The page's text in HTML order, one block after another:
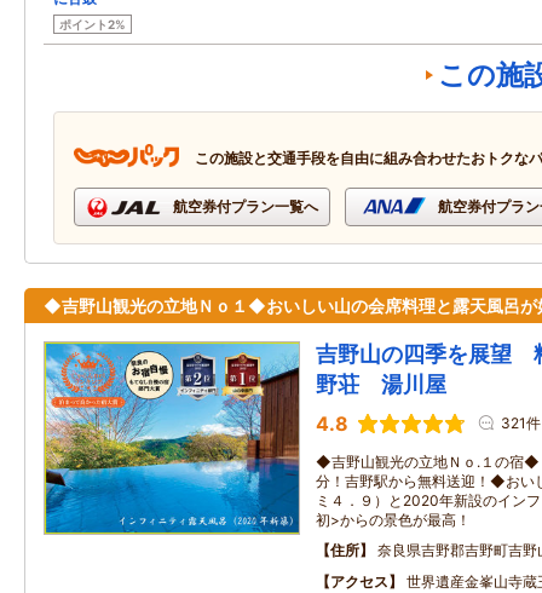
ポイント2%
この施
この施設と交通手段を自由に組み合わせたおトクな
航空券付プラン一覧へ 航空券付プラ
◆吉野山観光の立地Ｎｏ１◆おいしい山の会席料理と露天風呂が
吉野山の四季を展望
野荘 湯川屋
4.8 321件
◆吉野山観光の立地Ｎｏ.１の宿◆
分！吉野駅から無料送迎！◆おい
ミ４．９）と2020年新設のイン
初>からの景色が最高！
住所
奈良県吉野郡吉野町吉野
アクセス
世界遺産金峯山寺